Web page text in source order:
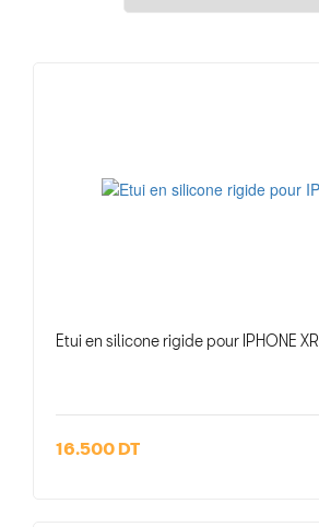
Etui en silicone rigide pour IPHONE XR
16.500 DT